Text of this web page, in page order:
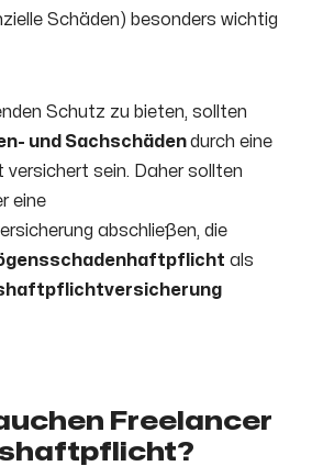
Schäden) besonders wichtig
Schutz zu bieten, sollten
und Sachschädendurch eine
sein. Daher sollten
eine
abschließen, die
als
Freelancer